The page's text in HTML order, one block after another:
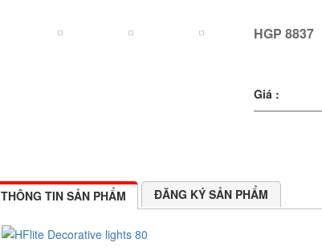
HGP 8837
Giá :
THÔNG TIN SẢN PHẨM ĐĂNG KÝ SẢN PHẨM